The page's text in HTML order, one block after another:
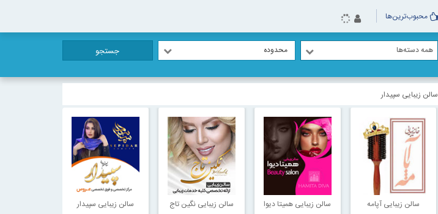
محبوب‌ترین‌ها
همه دسته‌ها محدوده جستجو
سالن زیبایی سپیدار
سالن زیبایی آپامه سالن زیبایی همیتا دیوا سالن زیبایی نگین تاج سالن زیبایی سپیدار